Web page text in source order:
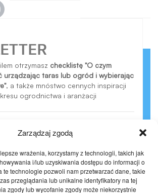
Zarządzaj zgodą
wrażenia, korzystamy z technologii, takich jak
i/lub uzyskiwania dostępu do informacji o
te technologie pozwoli nam przetwarzać dane, takie
przeglądania lub unikalne identyfikatory na tej
zgody lub wycofanie zgody może niekorzystnie
otrzymasz checklistę "O czym
urządzając taras lub ogród i wybierając
, a także mnóstwo cennych inspiracji
ogrodnictwa i aranżacji
zgadzasz się na przetwarzanie
SIĘ